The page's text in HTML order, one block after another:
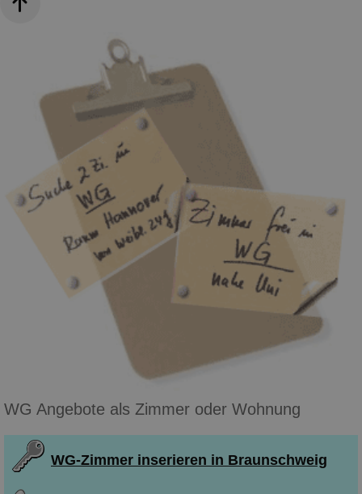
WG Angebote als Zimmer oder Wohnung
WG-Zimmer inserieren in Braunschweig